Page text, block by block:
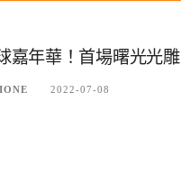
嘉年華！首場曙光光
2022-07-08